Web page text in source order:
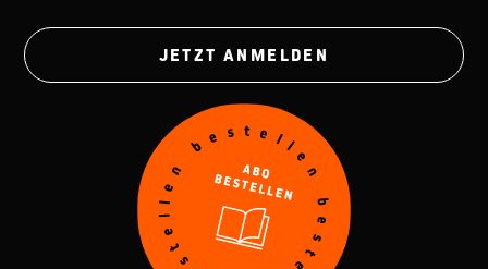
JETZT ANMELDEN